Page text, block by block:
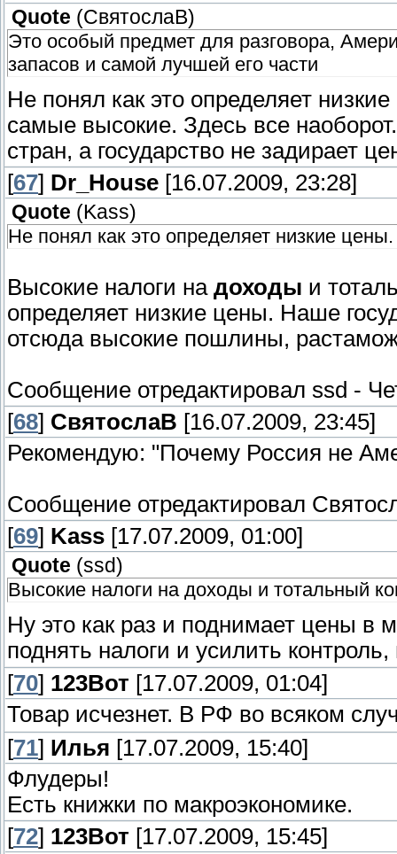
Quote (СвятослаВ)
Это особый предмет для разговора,
запасов и самой лучшей его части
Не понял как это определяет
самые высокие. Здесь все
стран, а государство не задирает
[67] Dr_House [16.07.2009, 23:28]
Quote ( Kass)
Не понял как это определяет низкие цены.
Высокие налоги на доходы и
определяет низкие цены. Наше
отсюда высокие пошлины,
Сообщение отредактировал ssd -
[68] СвятослаВ [16.07.2009, 23:45]
Рекомендую: "Почему Россия не
Сообщение отредактировал
[69] Kass [17.07.2009, 01:00]
Quote (ssd)
Высокие налоги на доходы и тотальный
Ну это как раз и поднимает цены в
поднять налоги и усилить
[70] 123Вот [17.07.2009, 01:04]
Товар исчезнет. В РФ во всяком
[71] Илья [17.07.2009, 15:40]
Флудеры!
Есть книжки по макроэкономике.
[72] 123Вот [17.07.2009, 15:45]